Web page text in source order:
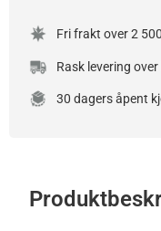
Fri frakt over 2
Rask levering
30 dagers åpent